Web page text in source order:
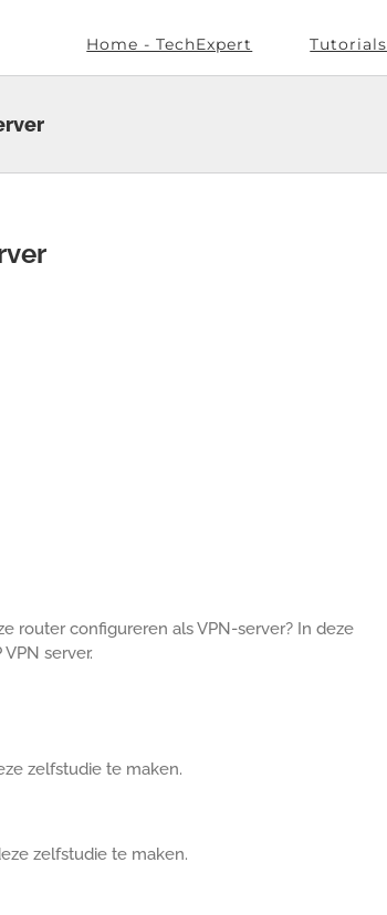
Home - TechExpert Tutorials
router configureren als VPN-server? In deze
server.
zelfstudie te maken.
zelfstudie te maken.